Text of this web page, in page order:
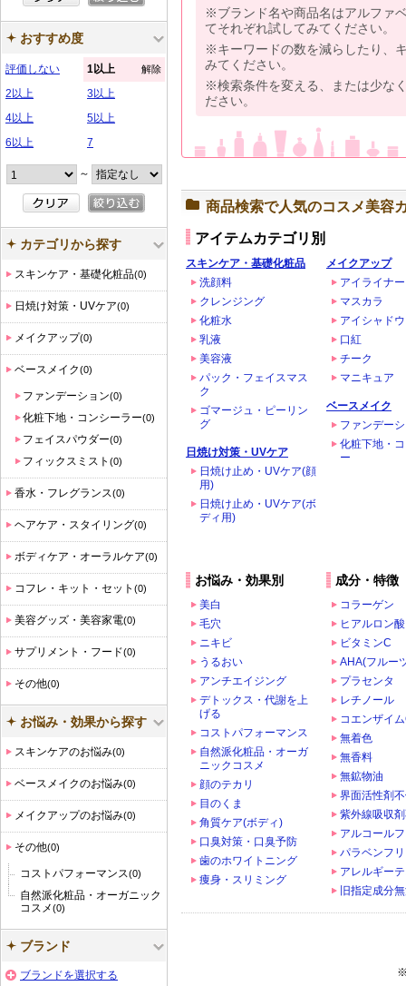
※ブランド名や商品名はアルファ
てそれぞれ試してみてください。
※キーワードの数を減らしたり、
みてください。
※検索条件を変える、または少な
ださい。
商品検索で人気のコスメ美容
アイテムカテゴリ別
スキンケア・基礎化粧品
洗顔料
クレンジング
化粧水
乳液
美容液
パック・フェイスマス
ク
ゴマージュ・ピーリン
グ
日焼け対策・UVケア
日焼け止め・UVケア(顔
用)
日焼け止め・UVケア(ボ
ディ用)
メイクアップ
アイライナー
マスカラ
アイシャドウ
口紅
チーク
マニキュア
ベースメイク
ファンデー
化粧下地・
ー
お悩み・効果別
美白
毛穴
ニキビ
うるおい
アンチエイジング
デトックス・代謝を上
げる
コストパフォーマンス
自然派化粧品・オーガ
ニックコスメ
顔のテカリ
目のくま
角質ケア(ボディ)
口臭対策・口臭予防
歯のホワイトニング
痩身・スリミング
成分・特徴
コラーゲン
ヒアルロン酸
ビタミンC
AHA(フルー
プラセンタ
レチノール
コエンザイ
無着色
無香料
無鉱物油
界面活性剤
紫外線吸収
アルコール
パラベンフ
アレルギー
旧指定成分
※
おすすめ度
評価しない 1以上 解除
2以上
3以上
4以上
5以上
6以上
7
～
カテゴリから探す
スキンケア・基礎化粧品(0)
日焼け対策・UVケア(0)
メイクアップ(0)
ベースメイク(0)
ファンデーション(0)
化粧下地・コンシーラー(0)
フェイスパウダー(0)
フィックスミスト (0)
香水・フレグランス(0)
ヘアケア・スタイリング(0)
ボディケア・オーラルケア(0)
コフレ・キット・セット (0)
美容グッズ・美容家電(0)
サプリメント・フード(0)
その他(0)
お悩み・効果から探す
スキンケアのお悩み(0)
ベースメイクのお悩み(0)
メイクアップのお悩み(0)
その他(0)
コストパフォーマンス(0)
自然派化粧品・オーガニック
コスメ(0)
ブランド
ブランドを選択する